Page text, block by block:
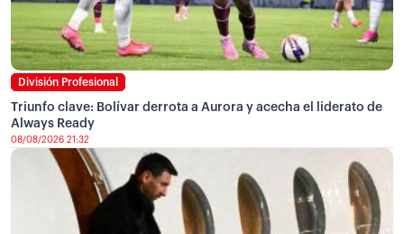
División Profesional
Triunfo clave: Bolívar derrota a Aurora y acecha el liderato de
Always Ready
08/08/2026 21:32